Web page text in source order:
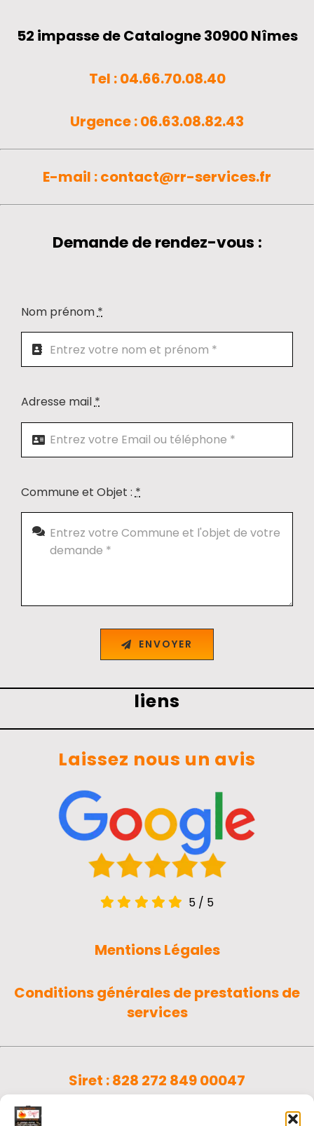
Vente et Installation
Ramonage
Entretien
Guêpes Frelons
Outils
52 impasse de Catalogne 30900 Nîmes
Tel : 04.66.70.08.40
Urgence : 06.63.08.82.43
E-mail :contact@rr-services.fr
Demande de rendez-vous :
Nom prénom*
Adresse mail*
Commune et Objet :*
ENVOYER
liens
Laissez nous un avis
5 / 5
Mentions Légales
Conditions générales de prestations de
services
Siret : 828 272 849 00047